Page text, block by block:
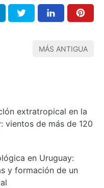
MÁS ANTIGUA
extratropical en la
vientos de más de 120
en Uruguay:
y formación de un